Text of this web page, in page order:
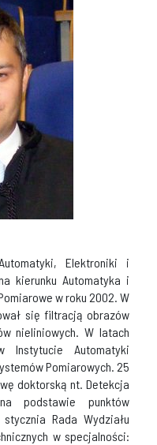
Elektroniki i
kierunku Automatyka i
w roku 2002. W
się filtracją obrazów
nieliniowych. W latach
Instytucie Automatyki
Pomiarowych. 25
doktorską nt. Detekcja
podstawie punktów
Rada Wydziału
w specjalności: